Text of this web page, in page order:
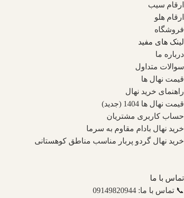
ارقام سیب
ارقام هلو
فروشگاه
لینک های مفید
درباره ما
سوالات متداول
قیمت نهال ها
راهنمای خرید نهال
قیمت نهال ها 1404 (جدید)
حساب کاربری مشتریان
خرید نهال بادام مقاوم به سرما
خرید نهال گردو پربار مناسب مناطق کوهستانی
تماس با ما
📞 تماس با ما: 09149820944